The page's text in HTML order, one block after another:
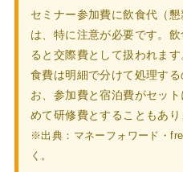
セミナー参加費に飲食代（
は、特に注意が必要です。
ると交際費として扱われま
食費は明細で分けて処理す
お、参加費と宿泊費がセッ
めて研修費とすることもあり
※出典：マネーフォワード・
く。